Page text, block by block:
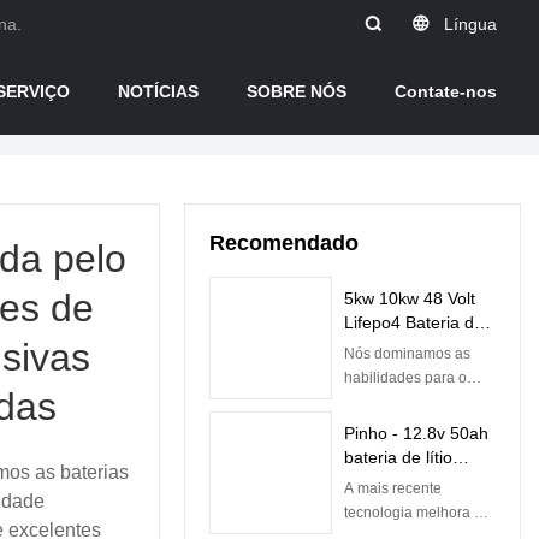
Língua
NOTÍCIAS SOBRE NÓS
Contate-nos
pelo
de
as baterias
excelentes
Recomendado
5kw 10kw 48 Volt
Lifepo4 Bateria de
íon de lítio
recarregável com
Nós dominamos as
habilidades para o
fabricação da bateria
recarregável de íon de
embutida. Graças às
tecnologias de alto
Pinho - 12.8v 50ah
bateria de lítio
Lifepo4 baterias
para bateria de
A mais recente
tecnologia melhora a